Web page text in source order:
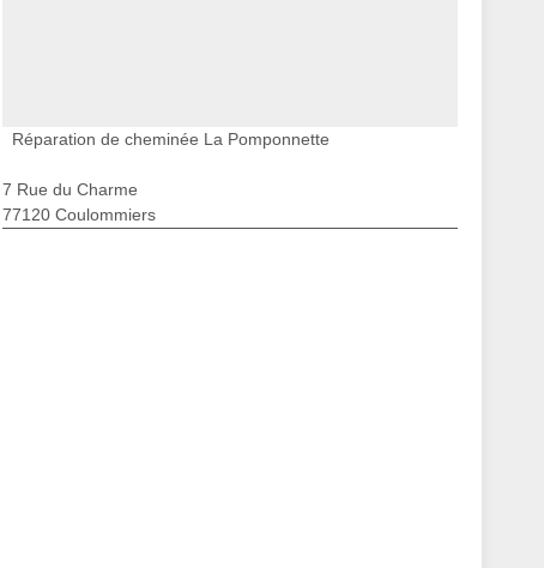
Réparation de cheminée La Pomponnette
7 Rue du Charme
77120 Coulommiers